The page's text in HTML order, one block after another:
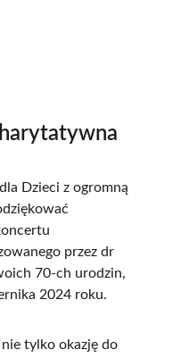
Dzieci z ogromną
przez dr
70-ch urodzin,
2024 roku.
tylko okazję do